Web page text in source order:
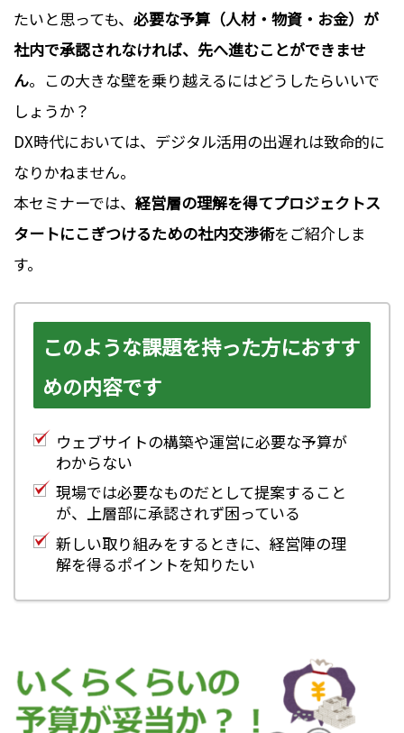
たいと思っても、 必要な予算（人材・物資・お金）が
社内で承認されなければ、先へ進むことができませ
ん。この大きな壁を乗り越えるにはどうしたらいいで
しょうか？
DX時代においては、デジタル活用の出遅れは致命的に
なりかねません。
本セミナーでは、 経営層の理解を得てプロジェクトス
タートにこぎつけるための社内交渉術をご紹介しま
す。
このような課題を持った方におすす
めの内容です
ウェブサイトの構築や運営に必要な予算が
わからない
現場では必要なものだとして提案すること
が、上層部に承認されず困っている
新しい取り組みをするときに、経営陣の理
解を得るポイントを知りたい